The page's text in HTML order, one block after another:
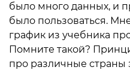
было много данных, и
было пользоваться.
график из учебника
Помните такой?
про различные страны